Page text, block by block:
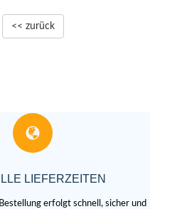
<< zurück
LIEFERZEITEN
erfolgt schnell, sicher und